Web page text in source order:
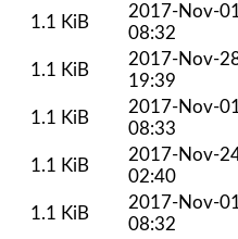
1.1 KiB
2017-Nov-
08:32
1.1 KiB
2017-Nov-
19:39
1.1 KiB
2017-Nov-
08:33
1.1 KiB
2017-Nov-
02:40
1.1 KiB
2017-Nov-
08:32